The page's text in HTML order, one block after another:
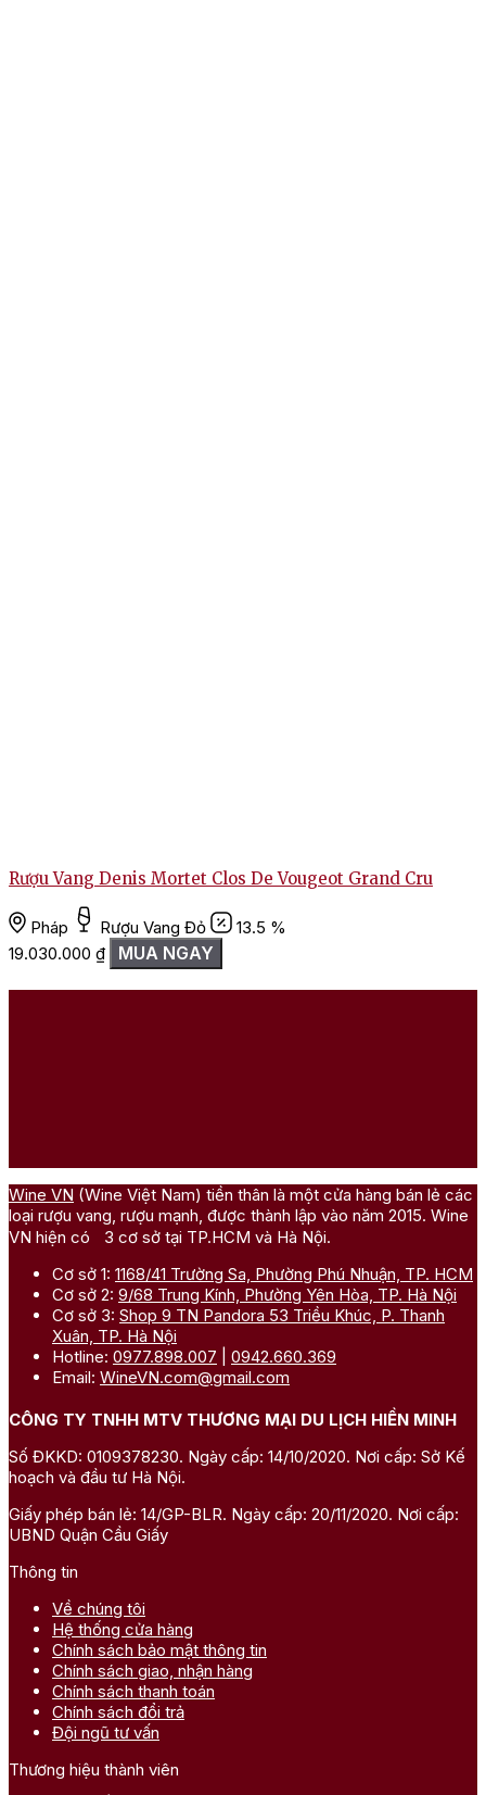
Rượu Vang Denis Mortet Clos De Vougeot Grand Cru
Pháp Rượu Vang Đỏ
13.5 %
19.030.000 ₫ MUA NGAY
Wine VN (Wine Việt Nam) tiền thân là một cửa hàng bán lẻ các
loại rượu vang, rượu mạnh, được thành lập vào năm 2015. Wine
VN hiện có 3 cơ sở tại TP.HCM và Hà Nội.
Cơ sở 1: 1168/41 Trường Sa, Phường Phú Nhuận, TP. HCM
Cơ sở 2: 9/68 Trung Kính, Phường Yên Hòa, TP. Hà Nội
Cơ sở 3: Shop 9 TN Pandora 53 Triều Khúc, P. Thanh
Xuân, TP. Hà Nội
Hotline: 0977.898.007
0942.660.369
Email: WineVN.com@gmail.com
CÔNG TY TNHH MTV THƯƠNG MẠI DU LỊCH HIỀN MINH
Số ĐKKD: 0109378230. Ngày cấp: 14/10/2020. Nơi cấp: Sở Kế
hoạch và đầu tư Hà Nội.
Giấy phép bán lẻ: 14/GP-BLR. Ngày cấp: 20/11/2020. Nơi cấp:
UBND Quận Cầu Giấy
Thông tin
Về chúng tôi
Hệ thống cửa hàng
Chính sách bảo mật thông tin
Chính sách giao, nhận hàng
Chính sách thanh toán
Chính sách đổi trả
Đội ngũ tư vấn
Thương hiệu thành viên